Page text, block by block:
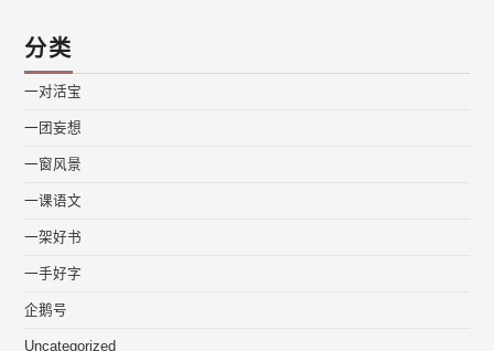
分类
一对活宝
一团妄想
一窗风景
一课语文
一架好书
一手好字
企鹅号
Uncategorized